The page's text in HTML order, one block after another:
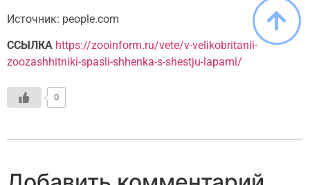
Источник: people.com
ССЫЛКА https://zooinform.ru/vete/v-velikobritanii-
zoozashhitniki-spasli-shhenka-s-shestju-lapami/
0